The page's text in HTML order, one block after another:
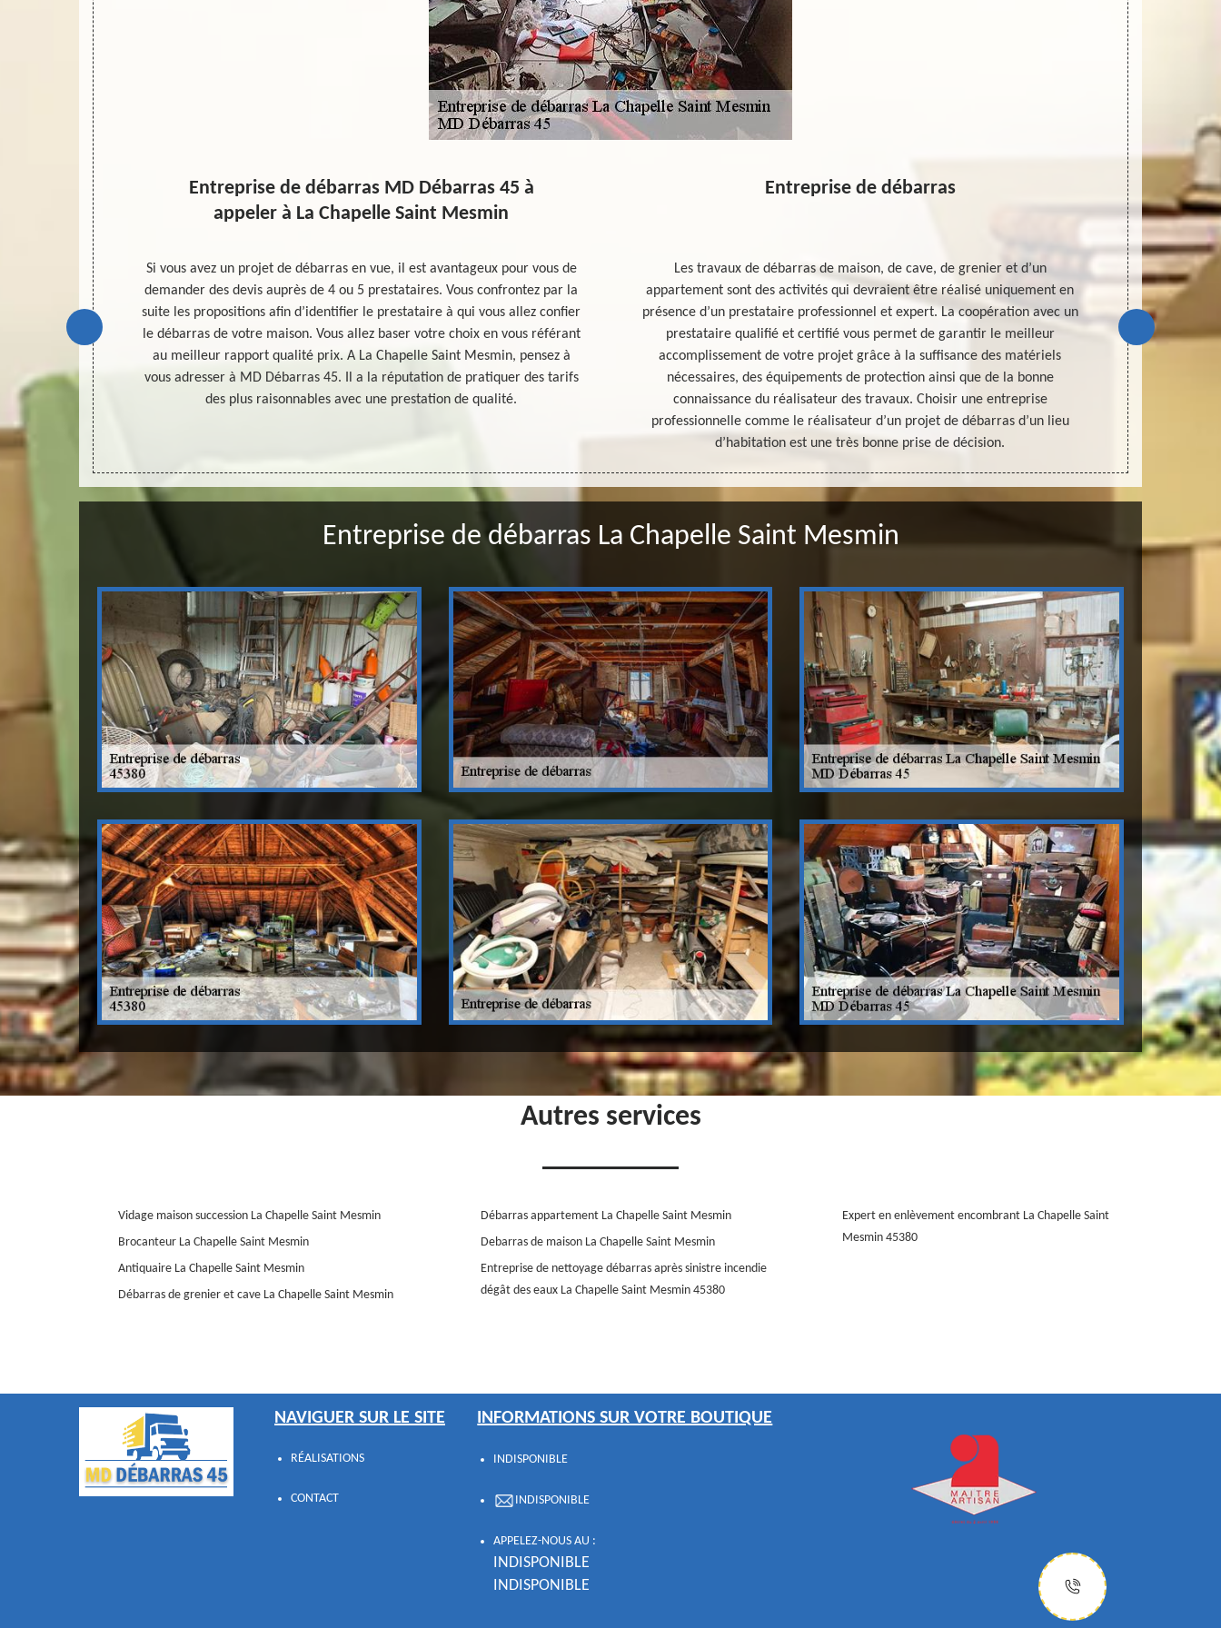
C’est à la
devis de la
Contactez
Entreprise de débarras MD Débarras 45 à
appeler à La Chapelle Saint Mesmin
Si vous avez un projet de débarras en vue, il est avantageux pour vous de
demander des devis auprès de 4 ou 5 prestataires. Vous confrontez par la
suite les propositions afin d’identifier le prestataire à qui vous allez confier
le débarras de votre maison. Vous allez baser votre choix en vous référant
au meilleur rapport qualité prix. A La Chapelle Saint Mesmin, pensez à
vous adresser à MD Débarras 45. Il a la réputation de pratiquer des tarifs
des plus raisonnables avec une prestation de qualité.
Entreprise de débarras
Les travaux de débarras de maison, de cave, de grenier et d’un
appartement sont des activités qui devraient être réalisé uniquement en
présence d’un prestataire professionnel et expert. La coopération avec un
prestataire qualifié et certifié vous permet de garantir le meilleur
accomplissement de votre projet grâce à la suffisance des matériels
nécessaires, des équipements de protection ainsi que de la bonne
connaissance du réalisateur des travaux. Choisir une entreprise
professionnelle comme le réalisateur d’un projet de débarras d’un lieu
d’habitation est une très bonne prise de décision.
Lorsque
l’espace et
aux services
charge
Entreprise de débarras La Chapelle Saint Mesmin
Autres services
Vidage maison succession La Chapelle Saint Mesmin
Brocanteur La Chapelle Saint Mesmin
Antiquaire La Chapelle Saint Mesmin
Débarras de grenier et cave La Chapelle Saint Mesmin
Débarras appartement La Chapelle Saint Mesmin
Debarras de maison La Chapelle Saint Mesmin
Entreprise de nettoyage débarras après sinistre incendie
dégât des eaux La Chapelle Saint Mesmin 45380
Expert en enlèvement encombrant La Chapelle Saint
Mesmin 45380
NAVIGUER SUR LE SITE
RÉALISATIONS
CONTACT
INFORMATIONS SUR VOTRE BOUTIQUE
INDISPONIBLE
INDISPONIBLE
APPELEZ-NOUS AU :
INDISPONIBLE
INDISPONIBLE